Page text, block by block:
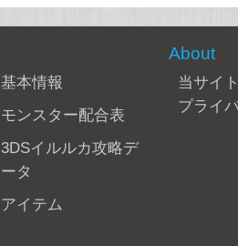
基本情報
モンスター配合表
3DSイルルカ攻略デ
ータ
アイテム
About
当サイ
プライ